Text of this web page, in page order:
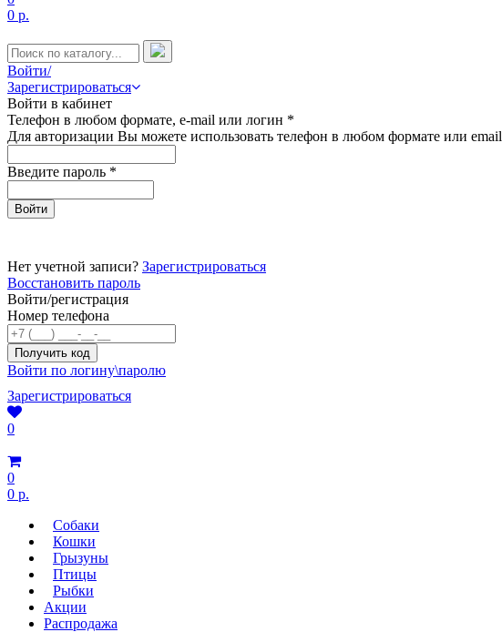
0 р.
Войти/
Зарегистрироваться
Войти в кабинет
Телефон в любом формате, e-mail или логин *
Для авторизации Вы можете использовать телефон в любом формате или email
Введите пароль *
Нет учетной записи? Зарегистрироваться
Восстановить пароль
Войти/регистрация
Номер телефона
Войти по логину\паролю
Зарегистрироваться
0
0
0 р.
Собаки
Кошки
Грызуны
Птицы
Рыбки
Акции
Распродажа